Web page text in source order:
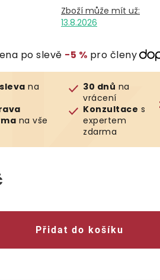
13.8.2026
po slevě −5 % pro členy
na
na vše
30 dnů na
vrácení
Konzultace s
expertem
zdarma
Přidat do košíku